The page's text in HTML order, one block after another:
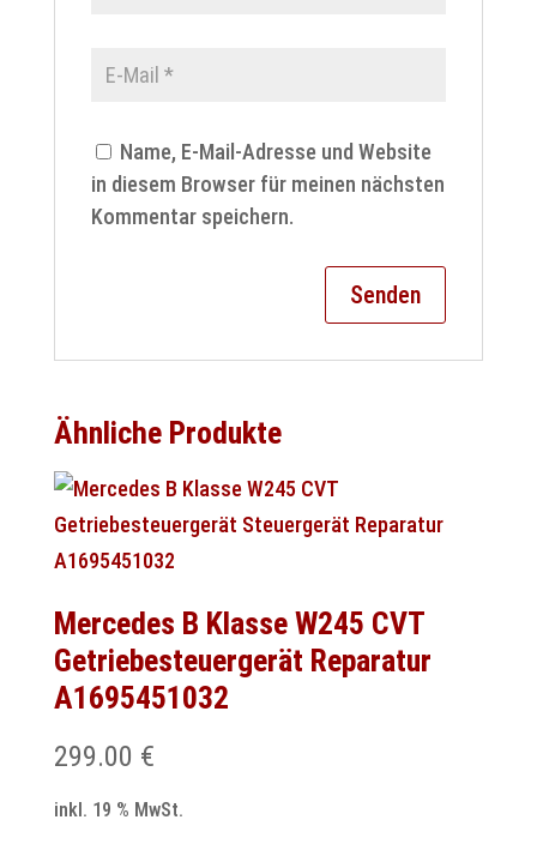
Name, E-Mail-Adresse und Website
in diesem Browser für meinen nächsten
Kommentar speichern.
Ähnliche Produkte
Mercedes B Klasse W245 CVT
Getriebesteuergerät Reparatur
A1695451032
299.00 €
inkl. 19 % MwSt.